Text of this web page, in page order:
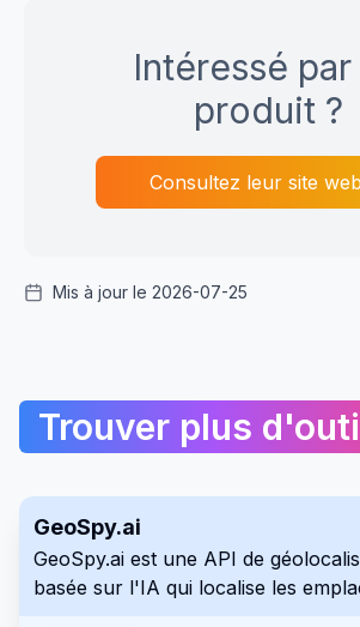
Intéressé
produit ?
Consultez leur site web
Mis à jour le 2026-07-25
Trouver plus
GeoSpy.ai
GeoSpy.ai est une API de
basée sur l'IA qui localise les